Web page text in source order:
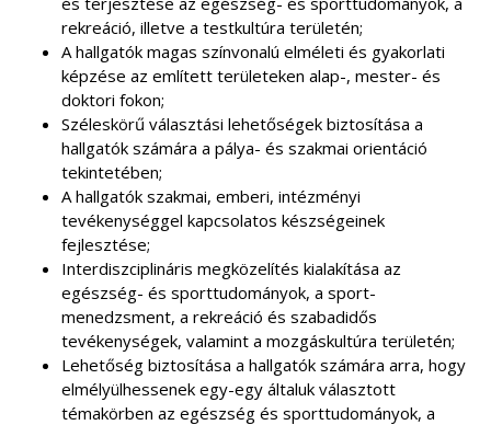
rekreáció, illetve a testkultúra területén;
A hallgatók magas színvonalú elméleti és gyakorlati
képzése az említett területeken alap-, mester- és
doktori fokon;
Széleskörű választási lehetőségek biztosítása a
hallgatók számára a pálya- és szakmai orientáció
tekintetében;
A hallgatók szakmai, emberi, intézményi
tevékenységgel kapcsolatos készségeinek
fejlesztése;
Interdiszciplináris megközelítés kialakítása az
egészség- és sporttudományok, a sport-
menedzsment, a rekreáció és szabadidős
tevékenységek, valamint a mozgáskultúra területén;
Lehetőség biztosítása a hallgatók számára arra, hogy
elmélyülhessenek egy-egy általuk választott
témakörben az egészség és sporttudományok, a